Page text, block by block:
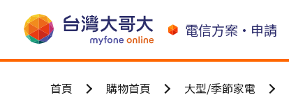
電信方案•申請
首頁 購物首頁 大型/季節家電